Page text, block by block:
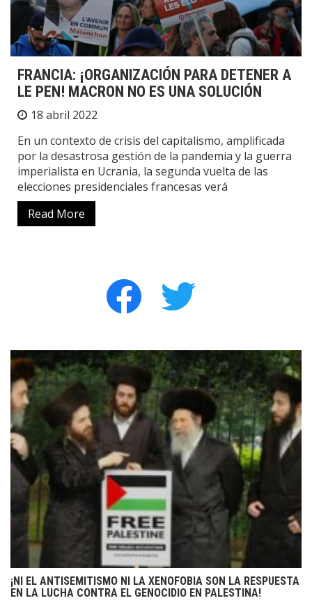
FRANCIA: ¡ORGANIZACIÓN PARA DETENER A
LE PEN! MACRON NO ES UNA SOLUCIÓN
18 abril 2022
En un contexto de crisis del capitalismo, amplificada
por la desastrosa gestión de la pandemia y la guerra
imperialista en Ucrania, la segunda vuelta de las
elecciones presidenciales francesas verá
Read More
facebook twitter
¡NI EL ANTISEMITISMO NI LA XENOFOBIA SON LA RESPUESTA
EN LA LUCHA CONTRA EL GENOCIDIO EN PALESTINA!